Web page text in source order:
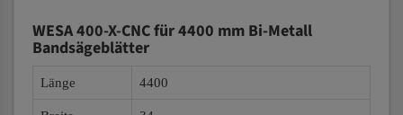
WESA 400-X-CNC für 4400 mm Bi-Metall
Bandsägeblätter
Länge 4400